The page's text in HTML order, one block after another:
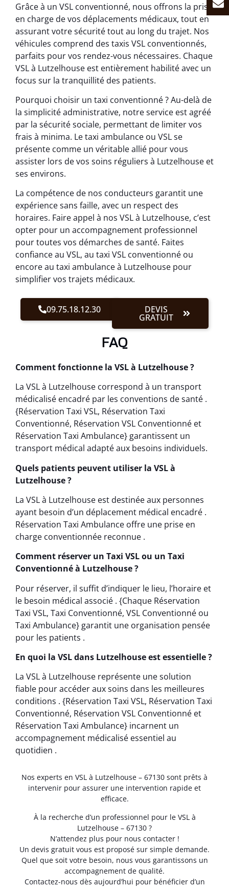
Grâce à un VSL conventionné, nous offrons la prise
en charge de vos déplacements médicaux, tout en
assurant votre sécurité tout au long du trajet. Nos
véhicules comprend des taxis VSL conventionnés,
parfaits pour vos rendez-vous nécessaires. Chaque
VSL à Lutzelhouse est entièrement habilité avec un
focus sur la tranquillité des patients.
Pourquoi choisir un taxi conventionné ? Au-delà de
la simplicité administrative, notre service est agréé
par la sécurité sociale, permettant de limiter vos
frais à minima. Le taxi ambulance ou VSL se
présente comme un véritable allié pour vous
assister lors de vos soins réguliers à Lutzelhouse et
ses environs.
La compétence de nos conducteurs garantit une
expérience sans faille, avec un respect des
horaires. Faire appel à nos VSL à Lutzelhouse, c’est
opter pour un accompagnement professionnel
pour toutes vos démarches de santé. Faites
confiance au VSL, au taxi VSL conventionné ou
encore au taxi ambulance à Lutzelhouse pour
simplifier vos trajets médicaux.
09.75.18.12.30 DEVIS
GRATUIT
FAQ
Comment fonctionne la VSL à Lutzelhouse ?
La VSL à Lutzelhouse correspond à un transport
médicalisé encadré par les conventions de santé .
{Réservation Taxi VSL, Réservation Taxi
Conventionné, Réservation VSL Conventionné et
Réservation Taxi Ambulance} garantissent un
transport médical adapté aux besoins individuels.
Quels patients peuvent utiliser la VSL à
Lutzelhouse ?
La VSL à Lutzelhouse est destinée aux personnes
ayant besoin d’un déplacement médical encadré .
Réservation Taxi Ambulance offre une prise en
charge conventionnée reconnue .
Comment réserver un Taxi VSL ou un Taxi
Conventionné à Lutzelhouse ?
Pour réserver, il suffit d’indiquer le lieu, l’horaire et
le besoin médical associé . {Chaque Réservation
Taxi VSL, Taxi Conventionné, VSL Conventionné ou
Taxi Ambulance} garantit une organisation pensée
pour les patients .
En quoi la VSL dans Lutzelhouse est essentielle ?
La VSL à Lutzelhouse représente une solution
fiable pour accéder aux soins dans les meilleures
conditions . {Réservation Taxi VSL, Réservation Taxi
Conventionné, Réservation VSL Conventionné et
Réservation Taxi Ambulance} incarnent un
accompagnement médicalisé essentiel au
quotidien .
Nos experts en VSL à Lutzelhouse – 67130 sont prêts à
intervenir pour assurer une intervention rapide et
efficace.
À la recherche d’un professionnel pour le VSL à
Lutzelhouse – 67130 ?
N’attendez plus pour nous contacter !
Un devis gratuit vous est proposé sur simple demande.
Quel que soit votre besoin, nous vous garantissons un
accompagnement de qualité.
Contactez-nous dès aujourd’hui pour bénéficier d’un